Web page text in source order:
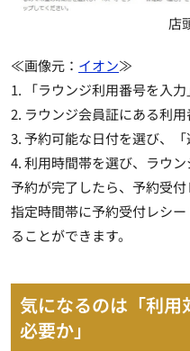
店
≪画像元： イオン≫
1. 「ラウンジ利用番号を入
2. ラウンジ会員証にある利
3. 予約可能な日付を選び、
4. 利用時間帯を選び、ラウ
予約が完了したら、予約受
指定時間帯に予約受付レシ
ることができます。
気になるのは「利用
必要か」